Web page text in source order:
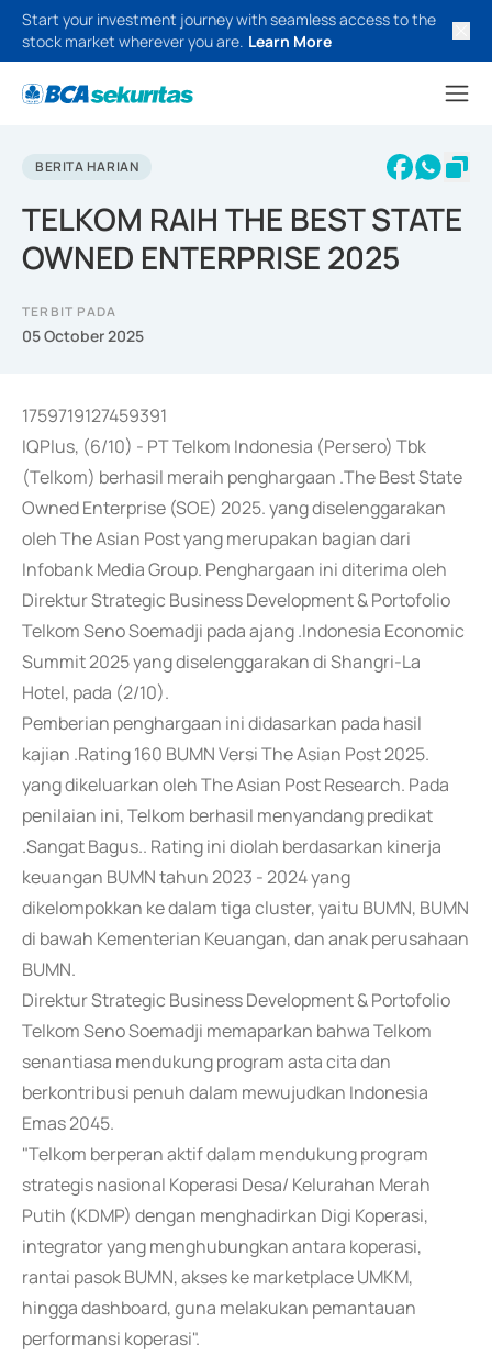
Start your investment journey with seamless access to the
stock market wherever you are. Learn More
BERITA HARIAN
TELKOM RAIH THE BEST STATE
OWNED ENTERPRISE 2025
TERBIT PADA
05 October 2025
1759719127459391
IQPlus, (6/10) - PT Telkom Indonesia (Persero) Tbk
(Telkom) berhasil meraih penghargaan .The Best State
Owned Enterprise (SOE) 2025. yang diselenggarakan
oleh The Asian Post yang merupakan bagian dari
Infobank Media Group. Penghargaan ini diterima oleh
Direktur Strategic Business Development & Portofolio
Telkom Seno Soemadji pada ajang .Indonesia Economic
Summit 2025 yang diselenggarakan di Shangri-La
Hotel, pada (2/10).
Pemberian penghargaan ini didasarkan pada hasil
kajian .Rating 160 BUMN Versi The Asian Post 2025.
yang dikeluarkan oleh The Asian Post Research. Pada
penilaian ini, Telkom berhasil menyandang predikat
.Sangat Bagus.. Rating ini diolah berdasarkan kinerja
keuangan BUMN tahun 2023 - 2024 yang
dikelompokkan ke dalam tiga cluster, yaitu BUMN, BUMN
di bawah Kementerian Keuangan, dan anak perusahaan
BUMN.
Direktur Strategic Business Development & Portofolio
Telkom Seno Soemadji memaparkan bahwa Telkom
senantiasa mendukung program asta cita dan
berkontribusi penuh dalam mewujudkan Indonesia
Emas 2045.
"Telkom berperan aktif dalam mendukung program
strategis nasional Koperasi Desa/ Kelurahan Merah
Putih (KDMP) dengan menghadirkan Digi Koperasi,
integrator yang menghubungkan antara koperasi,
rantai pasok BUMN, akses ke marketplace UMKM,
hingga dashboard, guna melakukan pemantauan
performansi koperasi".